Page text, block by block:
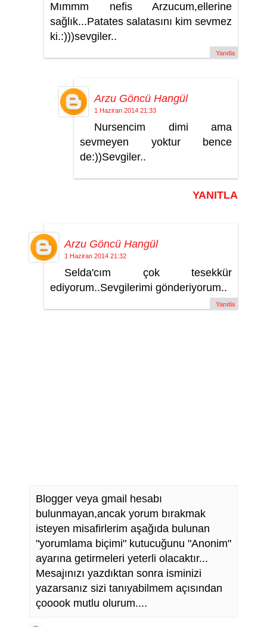
Mımmm nefis Arzucum,ellerine
sağlık...Patates salatasını kim sevmez
ki.:)))sevgiler..
Yanıtla
Arzu Göncü Hangül
1 Haziran 2014 21:33
Nursencim dimi ama
sevmeyen yoktur bence
de:))Sevgiler..
YANITLA
Arzu Göncü Hangül
1 Haziran 2014 21:32
Selda'cım çok tesekkür
ediyorum..Sevgilerimi gönderiyorum..
Yanıtla
Blogger veya gmail hesabı
bulunmayan,ancak yorum bırakmak
isteyen misafirlerim aşağıda bulunan
"yorumlama biçimi" kutucuğunu "Anonim"
ayarına getirmeleri yeterli olacaktır...
Mesajınızı yazdıktan sonra isminizi
yazarsanız sizi tanıyabilmem açısından
çooook mutlu olurum....